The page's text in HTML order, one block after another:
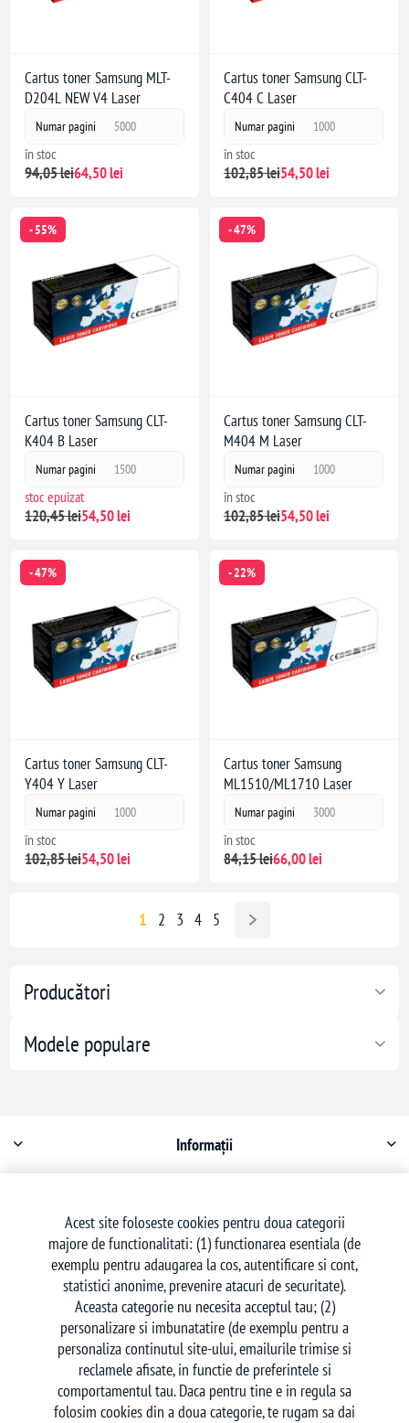
Producători
Modele populare
Cartus toner Samsung MLT-
D204L NEW V4 Laser
Numar pagini 5000
în stoc
94,05 lei64,50 lei
Cartus toner Samsung CLT-
C404 C Laser
Numar pagini 1000
în stoc
102,85 lei54,50 lei
- 55%
Cartus toner Samsung CLT-
K404 B Laser
Numar pagini 1500
stoc epuizat
120,45 lei54,50 lei
- 47%
Cartus toner Samsung CLT-
M404 M Laser
Numar pagini 1000
în stoc
102,85 lei54,50 lei
- 47%
Cartus toner Samsung CLT-
Y404 Y Laser
Numar pagini 1000
în stoc
102,85 lei54,50 lei
- 22%
Cartus toner Samsung
ML1510/ML1710 Laser
Numar pagini 3000
în stoc
84,15 lei66,00 lei
1 2 3 4 5
Informații
Serviciu clienți
Urmăriți-ne
Acest site foloseste cookies pentru doua categorii
majore de functionalitati: (1) functionarea esentiala (de
exemplu pentru adaugarea la cos, autentificare si cont,
statistici anonime, prevenire atacuri de securitate).
Aceasta categorie nu necesita acceptul tau; (2)
personalizare si imbunatatire (de exemplu pentru a
personaliza continutul site-ului, emailurile trimise si
reclamele afisate, in functie de preferintele si
comportamentul tau. Daca pentru tine e in regula sa
folosim cookies din a doua categorie, te rugam sa dai